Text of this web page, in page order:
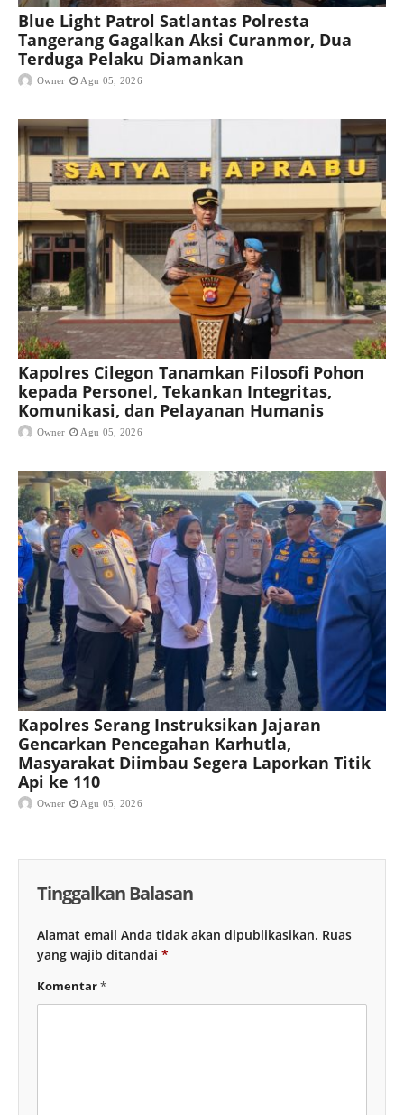
Blue Light Patrol Satlantas Polresta
Tangerang Gagalkan Aksi Curanmor, Dua
Terduga Pelaku Diamankan
Owner Agu 05, 2026
Kapolres Cilegon Tanamkan Filosofi Pohon
kepada Personel, Tekankan Integritas,
Komunikasi, dan Pelayanan Humanis
Owner Agu 05, 2026
Kapolres Serang Instruksikan Jajaran
Gencarkan Pencegahan Karhutla,
Masyarakat Diimbau Segera Laporkan Titik
Api ke 110
Owner Agu 05, 2026
Tinggalkan Balasan
Alamat email Anda tidak akan dipublikasikan. Ruas
yang wajib ditandai *
Komentar*